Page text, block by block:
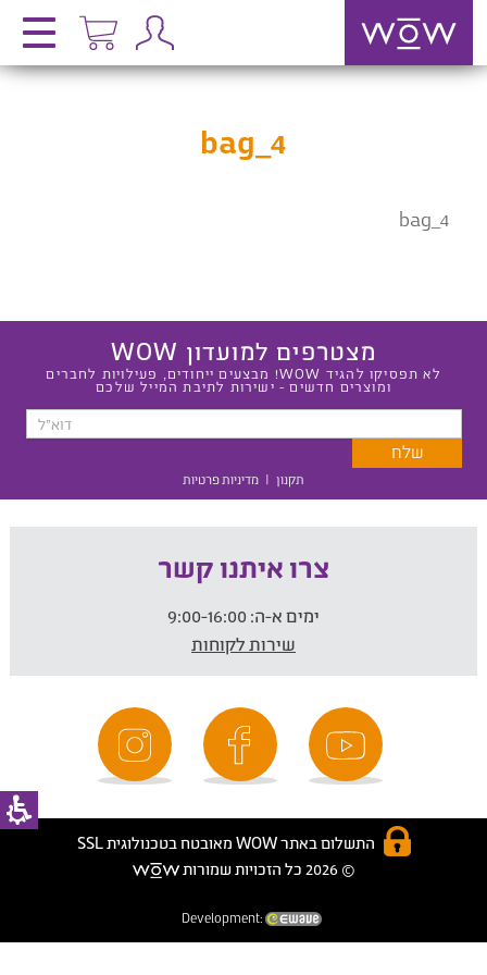
bag_4
bag_4
מצטרפים למועדון WOW
לא תפסיקו להגיד WOW! מבצעים ייחודים, פעילויות לחברים
ומוצרים חדשים - ישירות לתיבת המייל שלכם
תקנון | מדיניות פרטיות
צרו איתנו קשר
ימים א-ה:
שירות לקוחות
התשלום באתר WOW מאובטח בטכנולוגית SSL
© 2026 כל הזכויות שמורות
Development: